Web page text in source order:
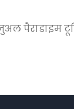
पैराडाइम